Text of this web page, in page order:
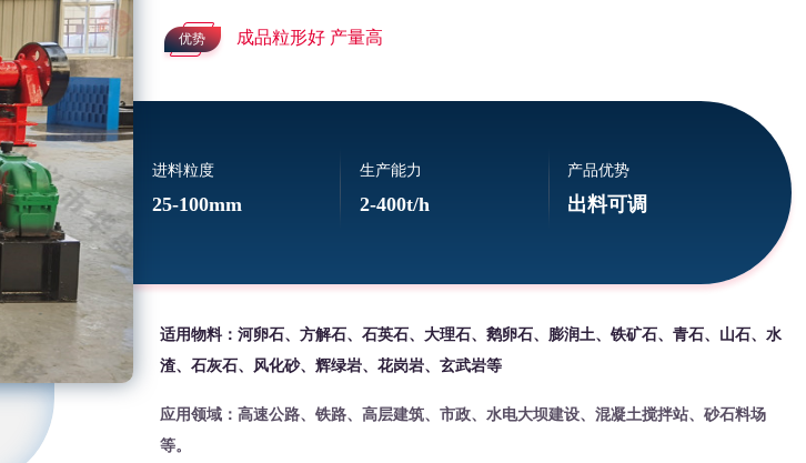
优势 成品粒形好 产量高
进料粒度
25-100mm
生产能力
2-400t/h
产品优势
出料可调
适用物料：河卵石、方解石、石英石、大理石、鹅卵石、膨润土、铁矿石、青石、山石、水
渣、石灰石、风化砂、辉绿岩、花岗岩、玄武岩等
应用领域：高速公路、铁路、高层建筑、市政、水电大坝建设、混凝土搅拌站、砂石料场
等。